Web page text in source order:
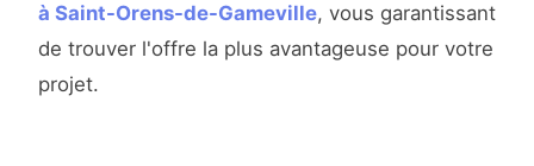
à Saint-Orens-de-Gameville, vous garantissant
de trouver l'offre la plus avantageuse pour votre
projet.